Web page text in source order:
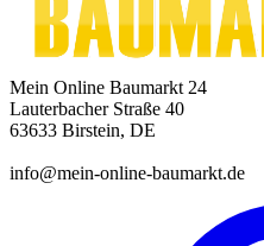
Mein Online Baumarkt 24
Lauterbacher Straße 40
63633 Birstein, DE
info@mein-online-baumarkt.de